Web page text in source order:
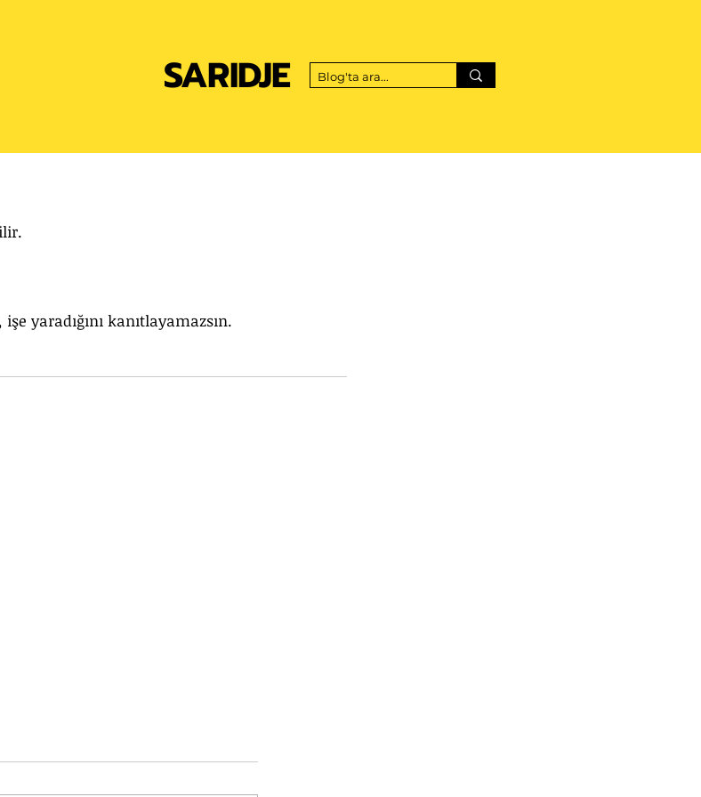
SARIDJE
yaradığını kanıtlayamazsın.
artık niyet
Dünyada saniyede yaklaşık 4